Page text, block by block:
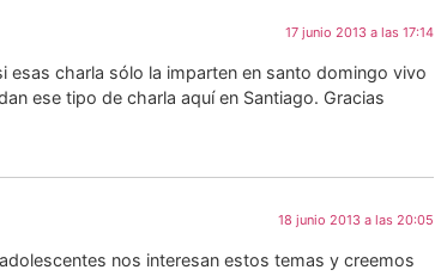
17 junio 2013 a las 17:14
esas charla sólo la imparten en santo domingo vivo
ese tipo de charla aquí en Santiago. Gracias
18 junio 2013 a las 20:05
nos interesan estos temas y creemos